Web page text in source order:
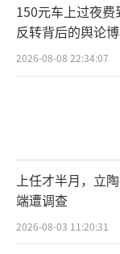
150元车上过夜
反转背后的舆论
2026-08-08 22:34:07
上任才半月，立
端遭调查
2026-08-03 11:20:31